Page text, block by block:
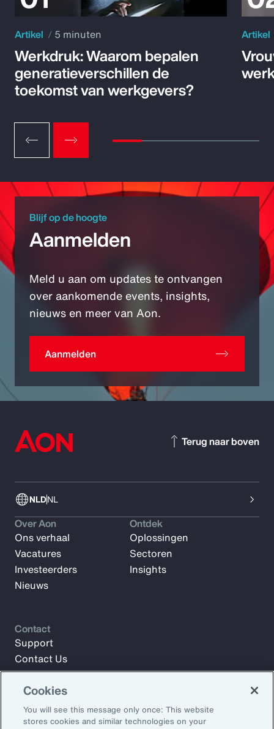
Artikel 5 minuten
Werkdruk: Waarom bepalen
generatieverschillen de
toekomst van werkgevers?
Artikel
Blijf op de hoogte
Aanmelden
Meld u aan om updates te ontvangen
over aankomende events, insights,
nieuws en meer van Aon.
Aanmelden
NLDNL
Terug naar boven
artikelen, rapporten en updates van ons team van experts.
Over Aon
Ons verhaal
Vacatures
Investeerders
Nieuws
Ontdek
Oplossingen
Sectoren
Insights
Contact
Support
Contact Us
Cookies
You will see this message only once: This website
stores cookies and similar technologies on your